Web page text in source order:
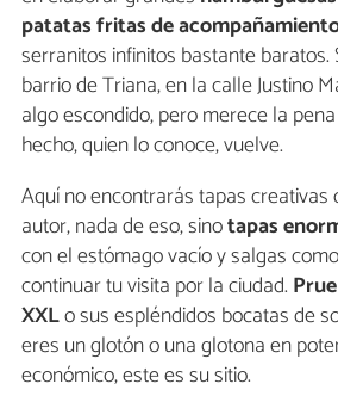
patatas fritas de
serranitos infinitos bastante baratos.
barrio de Triana, en la calle Justino
algo escondido, pero merece la
hecho, quien lo conoce, vuelve.
Aquí no encontrarás tapas creativas
autor, nada de eso, sinotapas
con el estómago vacío y salgas
continuar tu visita por la ciudad.
XXLo sus espléndidos bocatas de
eres un glotón o una glotona en
económico, este es su sitio.